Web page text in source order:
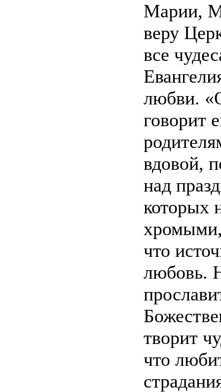
Марии,
веру
все
любви.
говорит
вдовой,
над
которых
что
любовь.
творит
что